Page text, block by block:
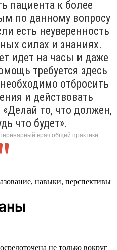
пациента к более
по данному вопросу
есть неуверенность
силах и знаниях.
идет на часы и даже
требуется здесь
отбросить
и действовать
то, что должен,
что будет».
врач общей практики
не только вокруг